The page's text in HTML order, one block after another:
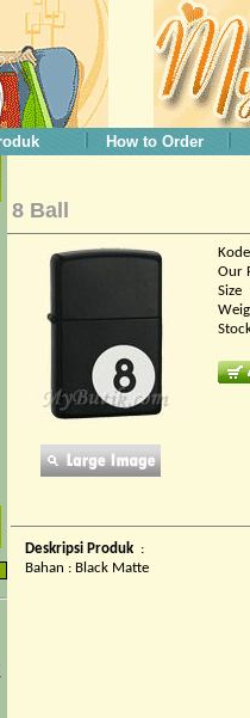
How to Order
8 Ball
Our
Size
Deskripsi Produk :
Bahan : Black Matte